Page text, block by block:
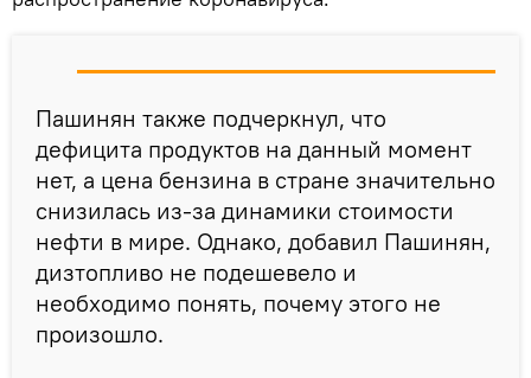
Пашинян также подчеркнул, что
дефицита продуктов на данный момент
нет, а цена бензина в стране значительно
снизилась из-за динамики стоимости
нефти в мире. Однако, добавил Пашинян,
дизтопливо не подешевело и
необходимо понять, почему этого не
произошло.